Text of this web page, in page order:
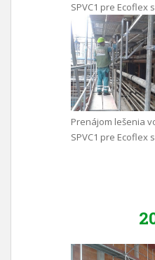
SPVC1 pre Ecoflex
Prenájom lešenia
SPVC1 pre Ecoflex